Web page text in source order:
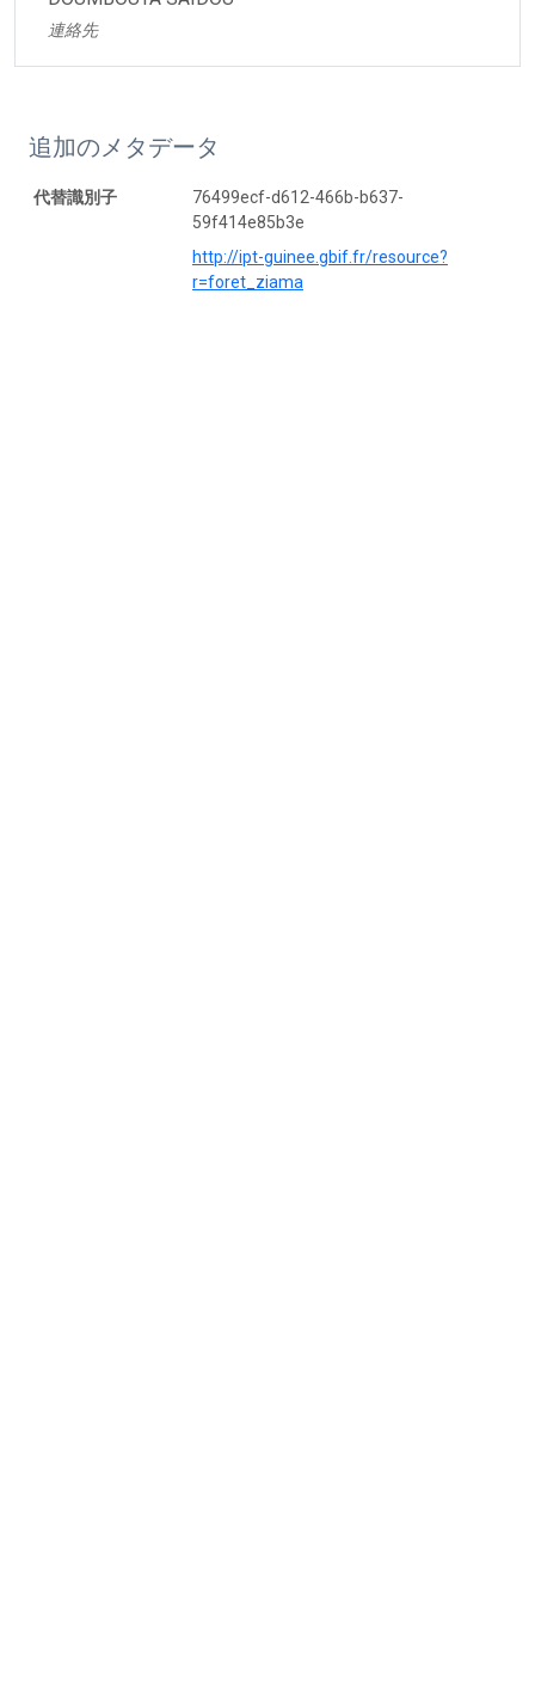
連絡先
追加のメタデータ
代替識別子
76499ecf-d612-466b-b637-
59f414e85b3e
http://ipt-guinee.gbif.fr/resource?
r=foret_ziama